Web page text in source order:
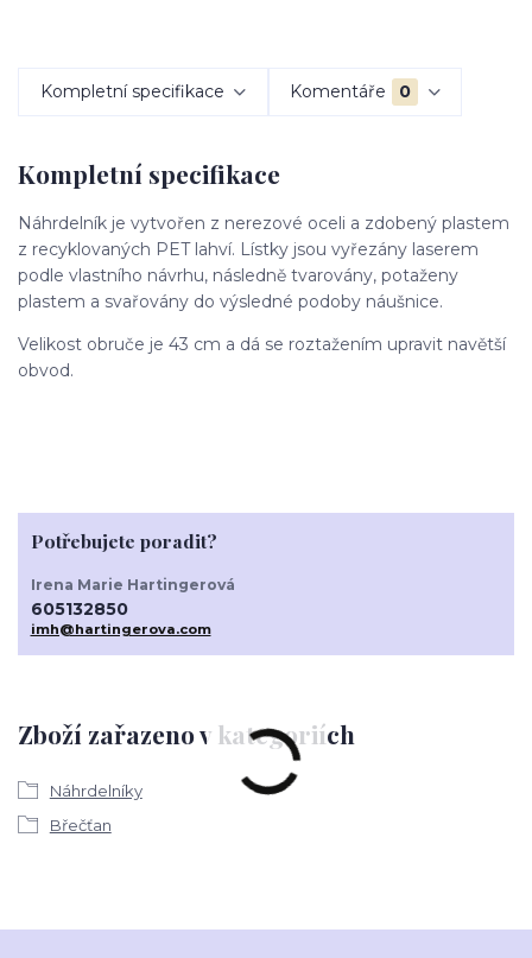
Kompletní specifikace Komentáře 0
Kompletní specifikace
Náhrdelník je vytvořen z nerezové oceli a zdobený plastem
z recyklovaných PET lahví. Lístky jsou vyřezány laserem
podle vlastního návrhu, následně tvarovány, potaženy
plastem a svařovány do výsledné podoby náušnice.
Velikost obruče je 43 cm a dá se roztažením upravit navětší
obvod.
Zboží zařazeno v kategoriích
Náhrdelníky
Břečťan
Potřebujete poradit?
Irena Marie Hartingerová
605132850
imh@hartingerova.com